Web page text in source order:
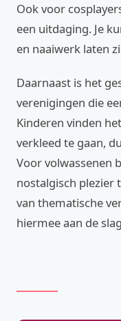
Ook voor
een uitdaging. Je
en naaiwerk laten
Daarnaast is het
verenigingen die
Kinderen vinden
verkleed te gaan,
Voor volwassenen
nostalgisch plezier
van thematische
hiermee aan de